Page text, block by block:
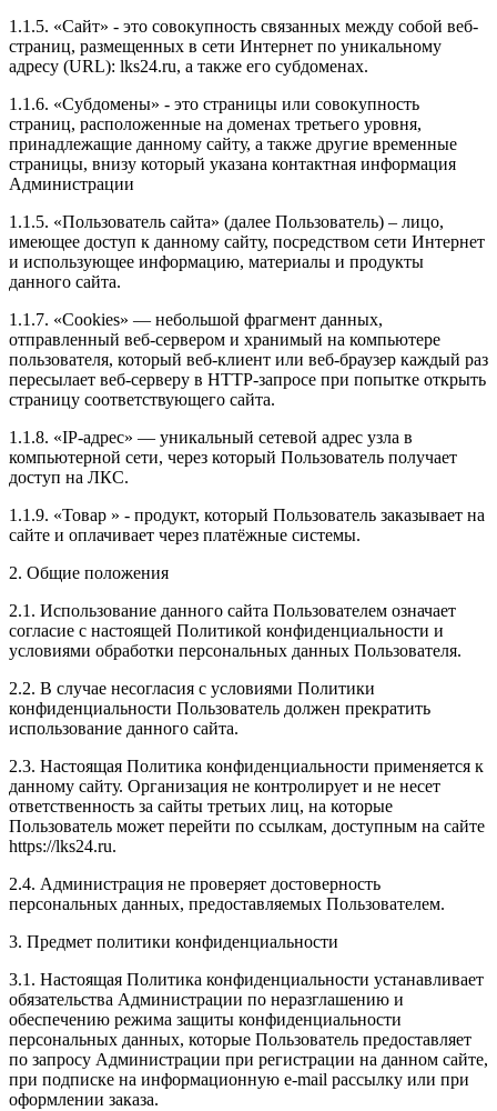
1.1.5. «Сайт» - это совокупность связанных между собой веб-
страниц, размещенных в сети Интернет по уникальному
адресу (URL): lks24.ru, а также его субдоменах.
1.1.6. «Субдомены» - это страницы или совокупность
страниц, расположенные на доменах третьего уровня,
принадлежащие данному сайту, а также другие временные
страницы, внизу который указана контактная информация
Администрации
1.1.5. «Пользователь сайта» (далее Пользователь) – лицо,
имеющее доступ к данному сайту, посредством сети Интернет
и использующее информацию, материалы и продукты
данного сайта.
1.1.7. «Cookies» — небольшой фрагмент данных,
отправленный веб-сервером и хранимый на компьютере
пользователя, который веб-клиент или веб-браузер каждый раз
пересылает веб-серверу в HTTP-запросе при попытке открыть
страницу соответствующего сайта.
1.1.8. «IP-адрес» — уникальный сетевой адрес узла в
компьютерной сети, через который Пользователь получает
доступ на ЛКС.
1.1.9. «Товар » - продукт, который Пользователь заказывает на
сайте и оплачивает через платёжные системы.
2. Общие положения
2.1. Использование данного сайта Пользователем означает
согласие с настоящей Политикой конфиденциальности и
условиями обработки персональных данных Пользователя.
2.2. В случае несогласия с условиями Политики
конфиденциальности Пользователь должен прекратить
использование данного сайта.
2.3. Настоящая Политика конфиденциальности применяется к
данному сайту. Организация не контролирует и не несет
ответственность за сайты третьих лиц, на которые
Пользователь может перейти по ссылкам, доступным на сайте
https://lks24.ru.
2.4. Администрация не проверяет достоверность
персональных данных, предоставляемых Пользователем.
3. Предмет политики конфиденциальности
3.1. Настоящая Политика конфиденциальности устанавливает
обязательства Администрации по неразглашению и
обеспечению режима защиты конфиденциальности
персональных данных, которые Пользователь предоставляет
по запросу Администрации при регистрации на данном сайте,
при подписке на информационную e-mail рассылку или при
оформлении заказа.